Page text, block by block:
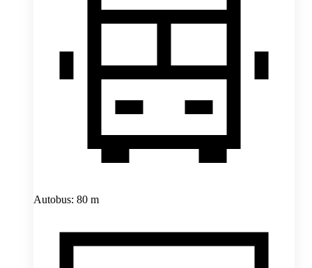
Autobus: 80 m